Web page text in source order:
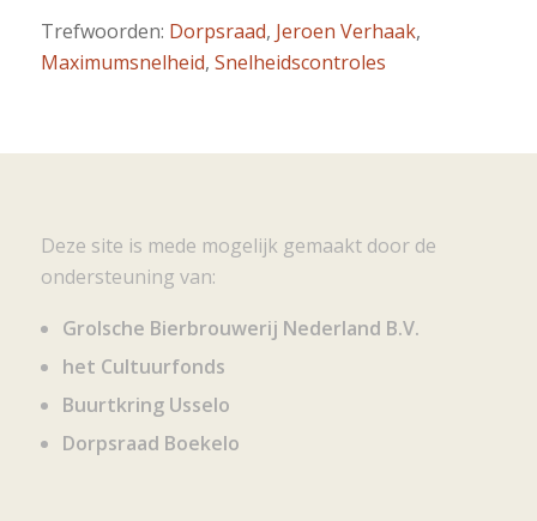
Trefwoorden: Dorpsraad, Jeroen Verhaak,
Maximumsnelheid, Snelheidscontroles
Deze site is mede mogelijk gemaakt door de
ondersteuning van:
Grolsche Bierbrouwerij Nederland B.V.
het Cultuurfonds
Buurtkring Usselo
Dorpsraad Boekelo